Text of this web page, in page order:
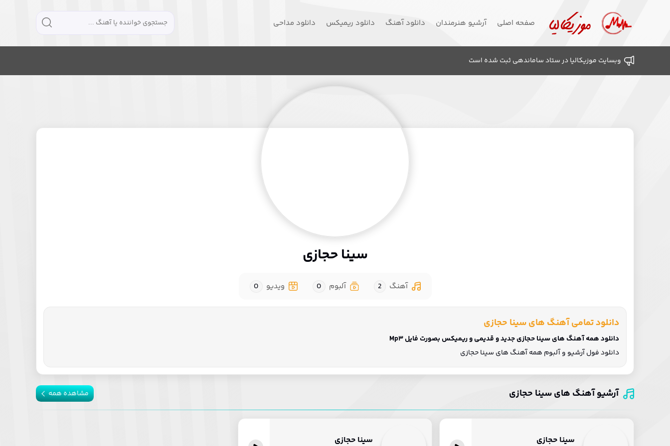
صفحه اصلی آرشیو هنرمندان دانلود آهنگ دانلود ریمیکس دانلود مداحی
وبسایت موزیکالیا در ستاد ساماندهی ثبت شده است
سینا حجازی
آهنگ 2 آلبوم 0 ویدیو 0
دانلود تمامی آهنگ های سینا حجازی
دانلود همه آهنگ های سینا حجازی جدید و قدیمی و ریمیکس بصورت فایل Mp3
دانلود فول آرشیو و آلبوم همه آهنگ های سینا حجازی
آرشیو آهنگ های سینا حجازی مشاهده همه
سینا حجازی سینا حجازی